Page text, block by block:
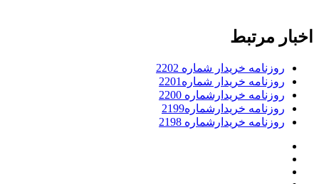
اخبار مرتبط
روزنامه خریدار شماره 2202
روزنامه خریدار شماره2201
روزنامه خریدارشماره 2200
روزنامه خریدارشماره2199
روزنامه خریدارشماره 2198